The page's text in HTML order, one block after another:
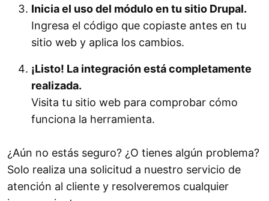
Inicia el uso del módulo en tu sitio Drupal.
Ingresa el código que copiaste antes en tu
sitio web y aplica los cambios.
¡Listo! La integración está completamente
realizada.
Visita tu sitio web para comprobar cómo
funciona la herramienta.
¿Aún no estás seguro? ¿O tienes algún problema?
Solo realiza una solicitud a nuestro servicio de
atención al cliente y resolveremos cualquier